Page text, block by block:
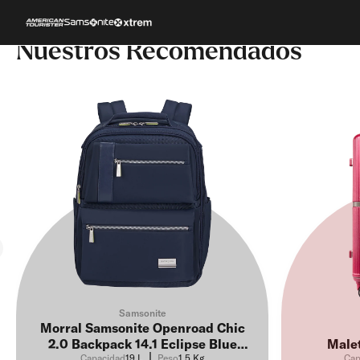
Nuestros Recomendados
Samsonite
Morral Samsonite Openroad Chic
2.0 Backpack 14.1 Eclipse Blue
slide